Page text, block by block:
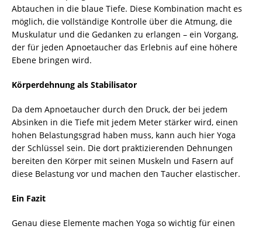
Abtauchen in die blaue Tiefe. Diese Kombination macht es
möglich, die vollständige Kontrolle über die Atmung, die
Muskulatur und die Gedanken zu erlangen – ein Vorgang,
der für jeden Apnoetaucher das Erlebnis auf eine höhere
Ebene bringen wird.
Körperdehnung als Stabilisator
Da dem Apnoetaucher durch den Druck, der bei jedem
Absinken in die Tiefe mit jedem Meter stärker wird, einen
hohen Belastungsgrad haben muss, kann auch hier Yoga
der Schlüssel sein. Die dort praktizierenden Dehnungen
bereiten den Körper mit seinen Muskeln und Fasern auf
diese Belastung vor und machen den Taucher elastischer.
Ein Fazit
Genau diese Elemente machen Yoga so wichtig für einen